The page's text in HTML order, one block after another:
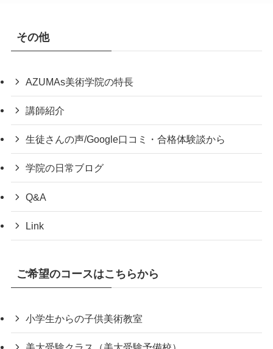
その他
AZUMAs美術学院の特長
講師紹介
生徒さんの声/Google口コミ・合格体験談から
学院の日常ブログ
Q&A
Link
ご希望のコースはこちらから
小学生からの子供美術教室